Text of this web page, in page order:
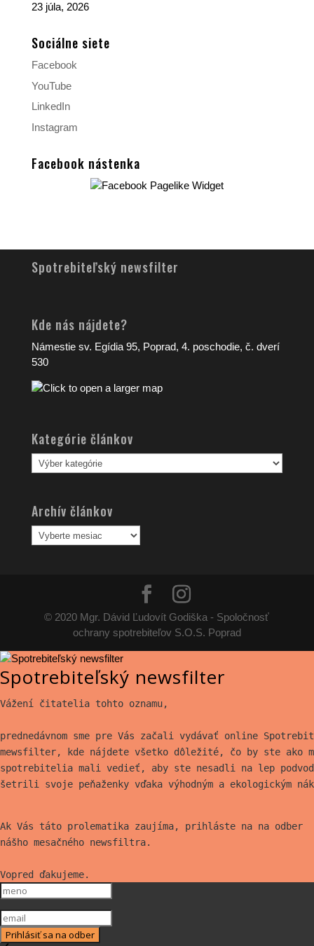
23 júla, 2026
Sociálne siete
Facebook
YouTube
LinkedIn
Instagram
Facebook nástenka
Spotrebiteľský newsfilter
Kde nás nájdete?
Námestie sv. Egídia 95, Poprad, 4. poschodie, č. dverí
530
Kategórie článkov
Kategórie
článkov
Archív článkov
Archív
článkov
© 2020 Mgr. Dávid Ľudovít Godiška - Spoločnosť
ochrany spotrebiteľov S.O.S. Poprad
Spotrebiteľský newsfilter
Vážení čitatelia tohto oznamu,
prednedávnom sme pre Vás začali vydávať online
mewsfilter, kde nájdete všetko dôležité, čo by ste ako
spotrebitelia mali vedieť, aby ste nesadli na lep
šetrili svoje peňaženky vďaka výhodným a ekologickým
Ak Vás táto prolematika zaujíma, prihláste na na odber
nášho mesačného newsfiltra.
Vopred ďakujeme.
Prihlásiť sa na odber